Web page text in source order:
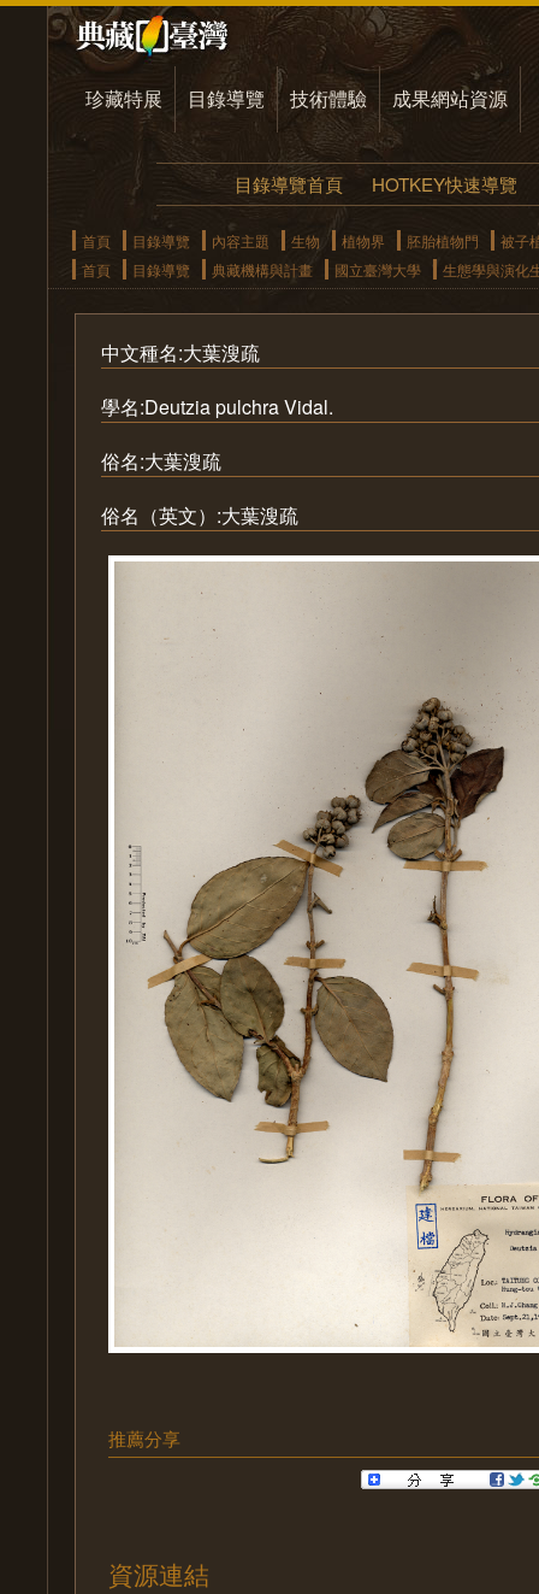
珍藏特展 目錄導覽 技術體驗 成果網站資源
目錄導覽首頁 HOTKEY快速導覽
首頁 目錄導覽 內容主題 生物 植物界 胚胎植物門
被子
首頁
目錄導覽 典藏機構與計畫 國立臺灣大學 生態學與演化
中文種名:大葉溲疏
學名:Deutzia pulchra Vidal.
俗名:大葉溲疏
俗名（英文）:大葉溲疏
推薦分享
資源連結